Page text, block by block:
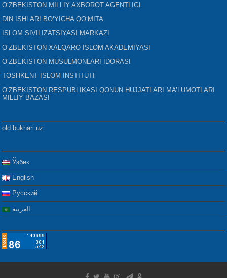
O‘ZBEKISTON MILLIY AXBOROT AGENTLIGI
DIN ISHLARI BO‘YICHA QO‘MITA
ISLOM SIVILIZATSIYASI MARKAZI
O‘ZBEKISTON XALQARO ISLOM AKADEMIYASI
O‘ZBEKISTON MUSULMONLARI IDORASI
TOSHKENT ISLOM INSTITUTI
O‘ZBEKISTON RESPUBLIKASI QONUN HUJJATLARI MA’LUMOTLARI
MILLIY BAZASI
old.bukhari.uz
Ўзбек
English
Русский
العربية